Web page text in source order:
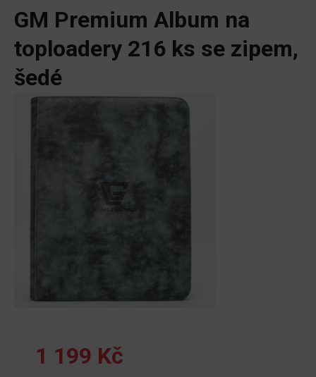
GM Premium Album na
toploadery 216 ks se zipem,
šedé
1 199 Kč